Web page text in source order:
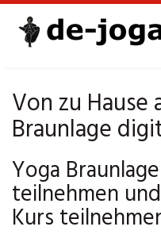
Von zu Hause
Braunlage
Yoga
teilnehmen
Kurs